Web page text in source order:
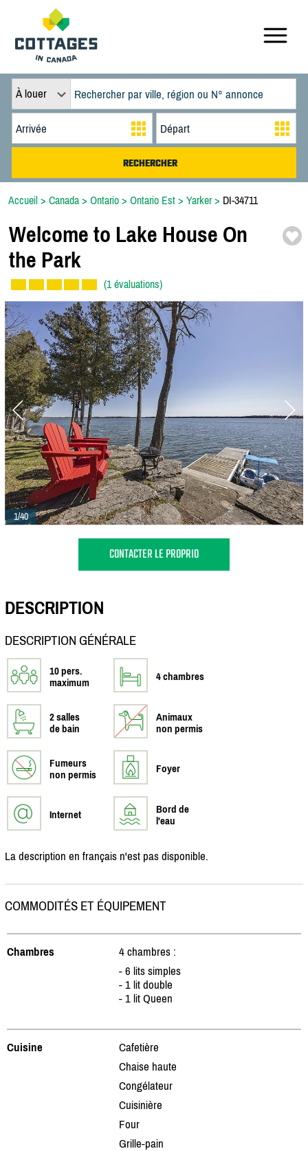
À louer
Accueil > Canada > Ontario > Ontario Est > Yarker> DI-34711
Welcome to Lake House On
the Park
(1 évaluations)
1/40
CONTACTER LE PROPRIO
DESCRIPTION
DESCRIPTION GÉNÉRALE
10 pers.
maximum
4 chambres
2 salles
de bain
Animaux
non permis
Fumeurs
non permis
Foyer
Internet
Bord de
l'eau
La description en français n'est pas disponible.
COMMODITÉS ET ÉQUIPEMENT
Chambres
4 chambres :
- 6 lits simples
- 1 lit double
- 1 lit Queen
Cuisine
Cafetière
Chaise haute
Congélateur
Cuisinière
Four
Grille-pain